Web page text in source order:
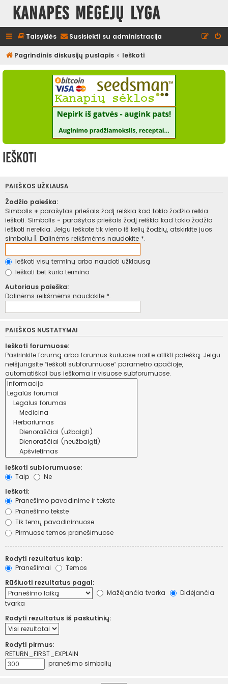
Kanapės mėgėjų lyga
Taisyklės Susisiekti su administracija
Pagrindinis diskusijų puslapis Ieškoti
Ieškoti
PAIEŠKOS UŽKLAUSA
Žodžio paieška:
Simbolis + parašytas priešais žodį reiškia kad tokio žodžio reikia
ieškoti. Simbolis - parašytas priešais žodį reiškia kad tokio žodžio
ieškoti nereikia. Jeigu ieškote tik vieno iš kelių žodžių, atskirkite juos
simboliu . Dalinėms reikšmėms naudokite *.
Ieškoti visų terminų arba naudoti užklausą
Ieškoti bet kurio termino
Autoriaus paieška:
Dalinėms reikšmėms naudokite *.
PAIEŠKOS NUSTATYMAI
Ieškoti forumuose:
Pasirinkite forumą arba forumus kuriuose norite atlikti paiešką. Jeigu
neišjungsite “ieškoti subforumuose“ parametro apačioje,
automatiškai bus ieškoma ir visuose subforumuose.
Ieškoti subforumuose:
Taip
Ne
Ieškoti:
Pranešimo pavadinime ir tekste
Pranešimo tekste
Tik temų pavadinimuose
Pirmuose temos pranešimuose
Rodyti rezultatus kaip:
Pranešimai
Temos
Rūšiuoti rezultatus pagal:
Mažėjančia tvarka
Didėjančia
tvarka
Rodyti rezultatus iš paskutinių:
Rodyti pirmus:
RETURN_FIRST_EXPLAIN
pranešimo simbolių